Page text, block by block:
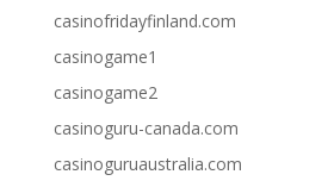
casinofridayfinland.com
casinogame1
casinogame2
casinoguru-canada.com
casinoguruaustralia.com